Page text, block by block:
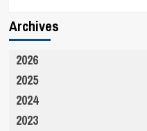
Archives
2026
2025
2024
2023